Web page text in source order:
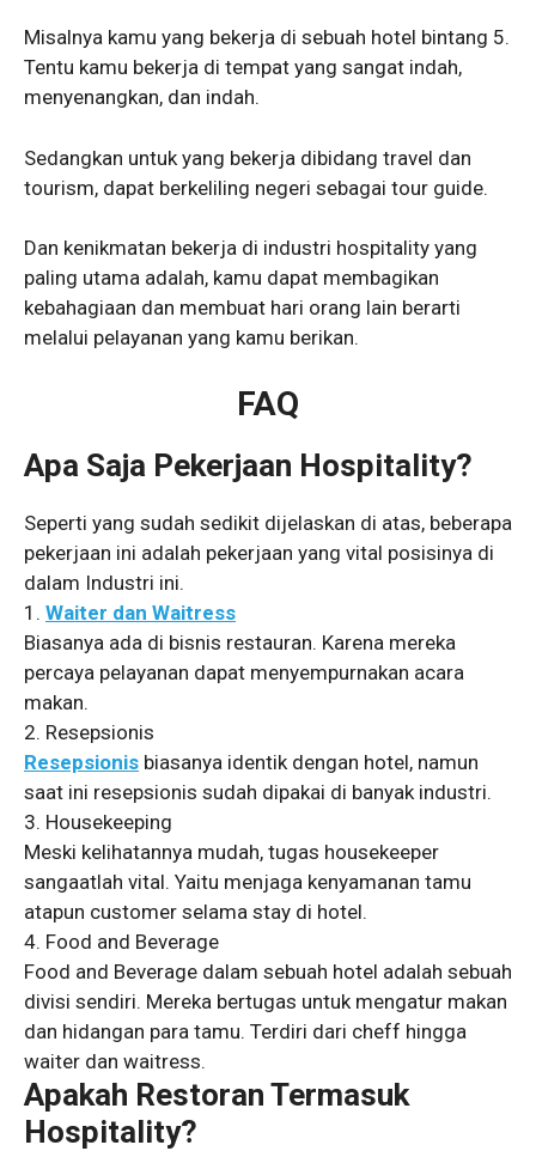
Misalnya kamu yang bekerja di sebuah hotel bintang 5.
Tentu kamu bekerja di tempat yang sangat indah,
menyenangkan, dan indah.
Sedangkan untuk yang bekerja dibidang travel dan
tourism, dapat berkeliling negeri sebagai tour guide.
Dan kenikmatan bekerja di industri hospitality yang
paling utama adalah, kamu dapat membagikan
kebahagiaan dan membuat hari orang lain berarti
melalui pelayanan yang kamu berikan.
FAQ
Apa Saja Pekerjaan Hospitality?
Seperti yang sudah sedikit dijelaskan di atas, beberapa
pekerjaan ini adalah pekerjaan yang vital posisinya di
dalam Industri ini.
1. Waiter dan Waitress
Biasanya ada di bisnis restauran. Karena mereka
percaya pelayanan dapat menyempurnakan acara
makan.
2. Resepsionis
Resepsionis biasanya identik dengan hotel, namun
saat ini resepsionis sudah dipakai di banyak industri.
3. Housekeeping
Meski kelihatannya mudah, tugas housekeeper
sangaatlah vital. Yaitu menjaga kenyamanan tamu
atapun customer selama stay di hotel.
4. Food and Beverage
Food and Beverage dalam sebuah hotel adalah sebuah
divisi sendiri. Mereka bertugas untuk mengatur makan
dan hidangan para tamu. Terdiri dari cheff hingga
waiter dan waitress.
Apakah Restoran Termasuk
Hospitality?